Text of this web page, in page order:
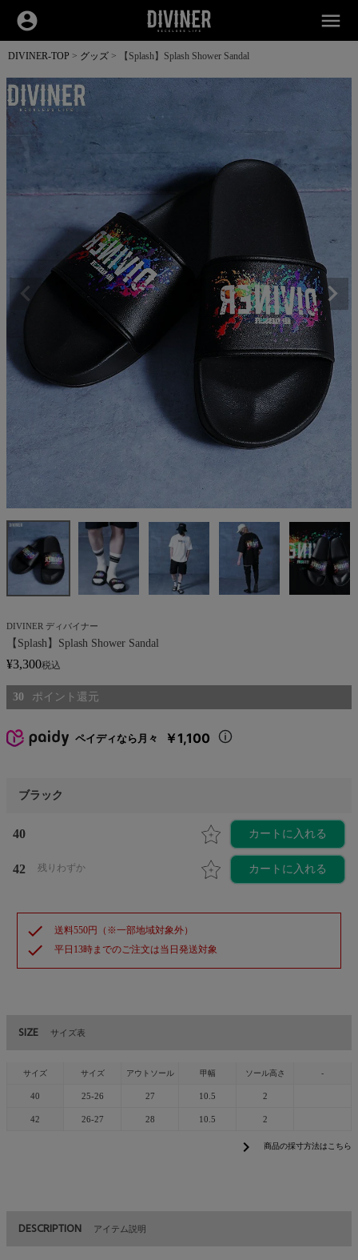
account_circle menu
DIVINER-TOP グッズ 【Splash】Splash Shower Sandal
DIVINER ディバイナー
【Splash】Splash Shower Sandal
¥3,300税込
30
ペイディなら月々 ￥1,100
ブラック
40 カートに入れる
42 残りわずか カートに入れる
check 送料550円（※一部地域対象外）
check 平日13時までのご注文は当日発送対象
SIZE サイズ表
サイズ サイズ アウトソール 甲幅 ソール高さ -
40 25-26 27 10.5 2
42 26-27 28 10.5 2
chevron_right 商品の採寸方法はこちら
DESCRIPTION アイテム説明